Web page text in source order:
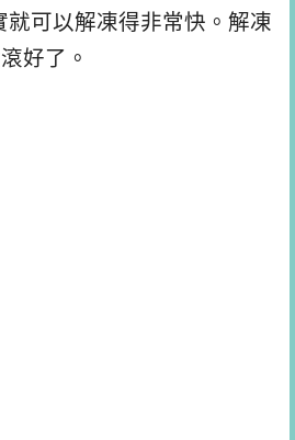
就可以解凍得非常快。解凍
好了。